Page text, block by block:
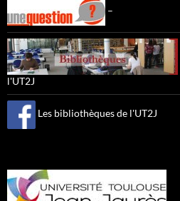
–
l'UT2J
Les bibliothèques de l'UT2J